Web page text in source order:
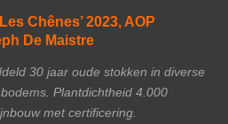
Chênes’ 2023, AOP
De Maistre
30 jaar oude stokken in diverse
Plantdichtheid 4.000
met certificering.